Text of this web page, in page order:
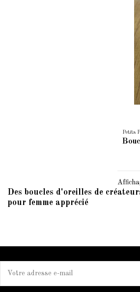
Petits
Des boucles d'oreilles de
pour femme apprécié